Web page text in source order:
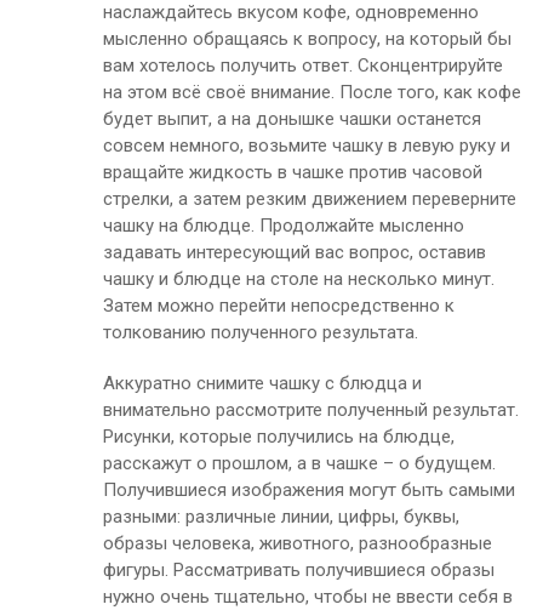
наслаждайтесь вкусом кофе, одновременно
мысленно обращаясь к вопросу, на который бы
вам хотелось получить ответ. Сконцентрируйте
на этом всё своё внимание. После того, как кофе
будет выпит, а на донышке чашки останется
совсем немного, возьмите чашку в левую руку и
вращайте жидкость в чашке против часовой
стрелки, а затем резким движением переверните
чашку на блюдце. Продолжайте мысленно
задавать интересующий вас вопрос, оставив
чашку и блюдце на столе на несколько минут.
Затем можно перейти непосредственно к
толкованию полученного результата.
Аккуратно снимите чашку с блюдца и
внимательно рассмотрите полученный результат.
Рисунки, которые получились на блюдце,
расскажут о прошлом, а в чашке – о будущем.
Получившиеся изображения могут быть самыми
разными: различные линии, цифры, буквы,
образы человека, животного, разнообразные
фигуры. Рассматривать получившиеся образы
нужно очень тщательно, чтобы не ввести себя в